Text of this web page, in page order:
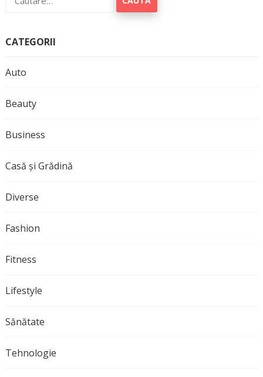
după:
CATEGORII
Auto
Beauty
Business
Casă și Grădină
Diverse
Fashion
Fitness
Lifestyle
Sănătate
Tehnologie